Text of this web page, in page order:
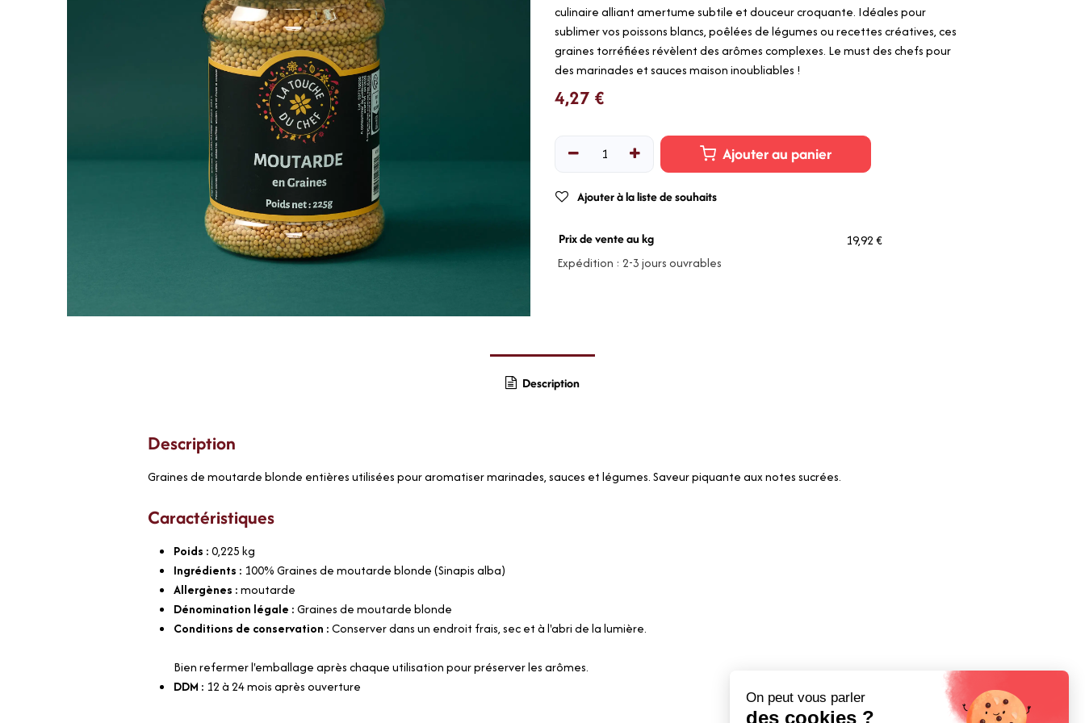
culinaire alliant amertume subtile et douceur croquante. Idéales pour
sublimer vos poissons blancs, poêlées de légumes ou recettes créatives, ces
graines torréfiées révèlent des arômes complexes. Le must des chefs pour
des marinades et sauces maison inoubliables !
4,27 €
Ajouter au panier
Ajouter à la liste de souhaits
Prix de vente au kg
19,92 €
Expédition : 2-3 jours ouvrables
Description
Description
Graines de moutarde blonde entières utilisées pour aromatiser marinades, sauces et légumes. Saveur piquante aux notes sucrées.
Caractéristiques
Poids :0,225kg
Ingrédients : 100% Graines de moutarde blonde (Sinapis alba)
Allergènes :moutarde
Dénomination légale :Graines de moutarde blonde
Conditions de conservation :Conserver dans un endroit frais, sec et à l'abri de la lumière.
Bien refermer l'emballage après chaque utilisation pour préserver les arômes.
DDM : 12 à 24 mois après ouverture